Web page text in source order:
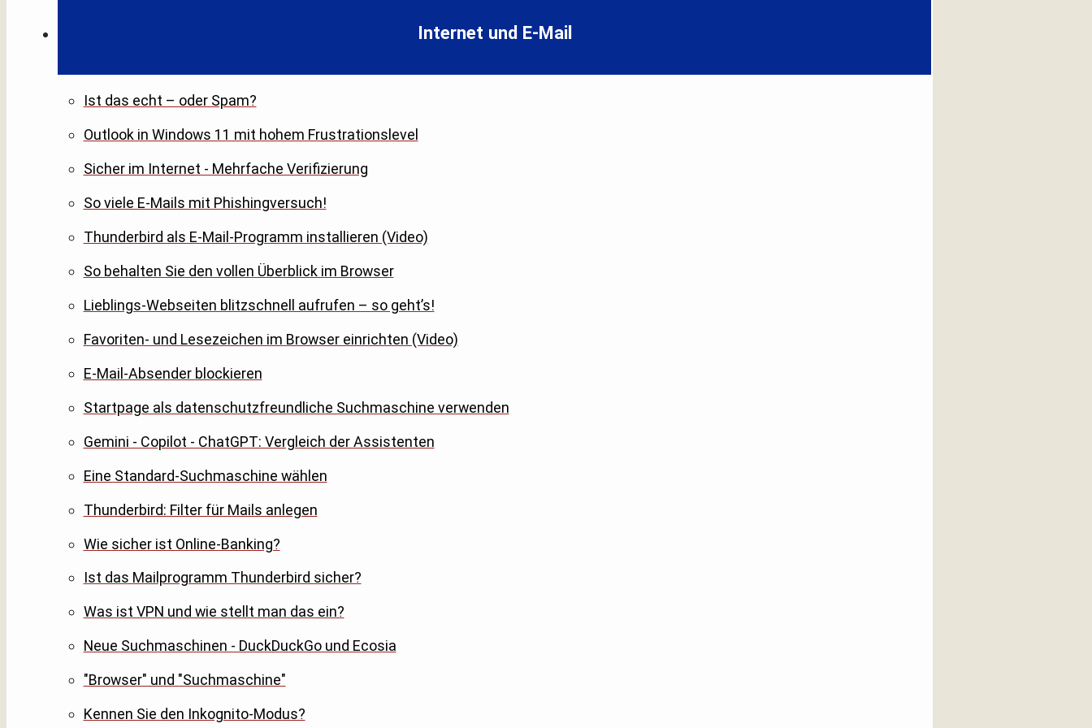
Internet und E-Mail
Ist das echt – oder Spam?
Outlook in Windows 11 mit hohem Frustrationslevel
Sicher im Internet - Mehrfache Verifizierung
So viele E-Mails mit Phishingversuch!
Thunderbird als E-Mail-Programm installieren (Video)
So behalten Sie den vollen Überblick im Browser
Lieblings-Webseiten blitzschnell aufrufen – so geht’s!
Favoriten- und Lesezeichen im Browser einrichten (Video)
E-Mail-Absender blockieren
Startpage als datenschutzfreundliche Suchmaschine verwenden
Gemini - Copilot - ChatGPT: Vergleich der Assistenten
Eine Standard-Suchmaschine wählen
Thunderbird: Filter für Mails anlegen
Wie sicher ist Online-Banking?
Ist das Mailprogramm Thunderbird sicher?
Was ist VPN und wie stellt man das ein?
Neue Suchmaschinen - DuckDuckGo und Ecosia
"Browser" und "Suchmaschine"
Kennen Sie den Inkognito-Modus?